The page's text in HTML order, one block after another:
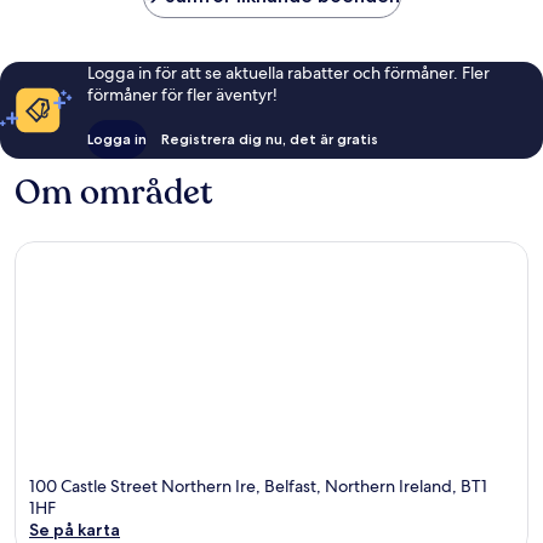
Logga in för att se aktuella rabatter och förmåner. Fler
förmåner för fler äventyr!
Logga in Registrera dig nu, det är gratis
Om området
100 Castle Street Northern Ire, Belfast, Northern Ireland, BT1
1HF
Se på karta